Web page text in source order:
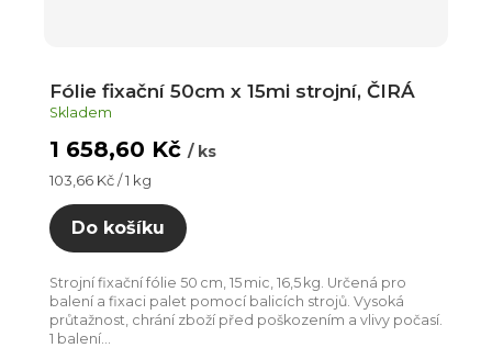
Fólie fixační 50cm x 15mi strojní, ČIRÁ
Skladem
1 658,60 Kč / ks
Měrná
103,66 Kč / 1 kg
Do košíku
Strojní fixační fólie 50 cm, 15 mic, 16,5 kg. Určená pro
balení a fixaci palet pomocí balicích strojů. Vysoká
průtažnost, chrání zboží před poškozením a vlivy počasí.
1 balení...